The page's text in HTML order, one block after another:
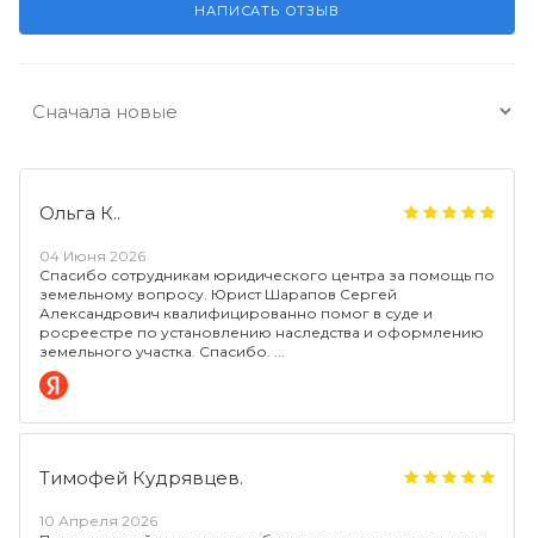
НАПИСАТЬ ОТЗЫВ
Ольга К..
04 Июня 2026
Спасибо сотрудникам юридического центра за помощь по
земельному вопросу. Юрист Шарапов Сергей
Александрович квалифицированно помог в суде и
росреестре по установлению наследства и оформлению
земельного участка. Спасибо.
Тимофей Кудрявцев.
10 Апреля 2026